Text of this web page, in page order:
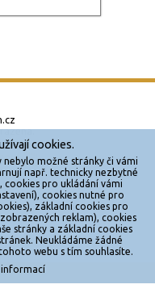
provozovatele zakázáno.
cookies.
nebylo možné stránky či vámi
např. technicky nezbytné
cookies pro ukládání vámi
cookies nutné pro
základní cookies pro
reklam), cookies
stránky a základní cookies
Neukládáme žádné
webu s tím souhlasíte.
informací